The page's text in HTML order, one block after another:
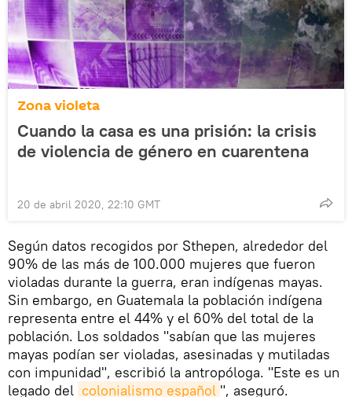
Zona violeta
Cuando la casa es una prisión: la crisis
de violencia de género en cuarentena
20 de abril 2020, 22:10 GMT
Según datos recogidos por Sthepen, alrededor del
90% de las más de 100.000 mujeres que fueron
violadas durante la guerra, eran indígenas mayas.
Sin embargo, en Guatemala la población indígena
representa entre el 44% y el 60% del total de la
población. Los soldados "sabían que las mujeres
mayas podían ser violadas, asesinadas y mutiladas
con impunidad", escribió la antropóloga. "Este es un
legado del colonialismo español ", aseguró.